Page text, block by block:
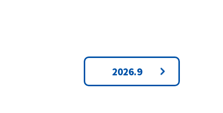
2026.9